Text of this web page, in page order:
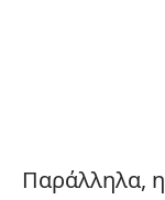
Παράλληλα, η